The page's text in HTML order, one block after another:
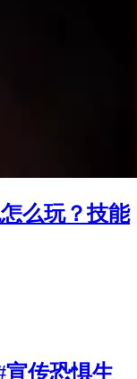
么玩？技能
宣传恐惧生